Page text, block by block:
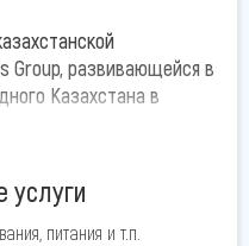
Group, развивающейся в
Казахстана в
расположение Dastan
Отель находится в
минутах ходьбы от
услуги
питания и т.п.